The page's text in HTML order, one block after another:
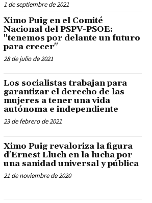
1 de septiembre de 2021
Ximo Puig en el Comité
Nacional del PSPV-PSOE:
"tenemos por delante un futuro
para crecer"
28 de julio de 2021
Los socialistas trabajan para
garantizar el derecho de las
mujeres a tener una vida
autónoma e independiente
23 de febrero de 2021
Ximo Puig revaloriza la figura
d'Ernest Lluch en la lucha por
una sanidad universal y pública
21 de noviembre de 2020